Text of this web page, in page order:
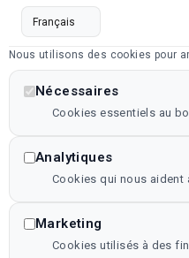
Nous utilisons des cookies pour
Nécessaires
Cookies essentiels au
Analytiques
Cookies qui nous aident
Marketing
Cookies utilisés à des